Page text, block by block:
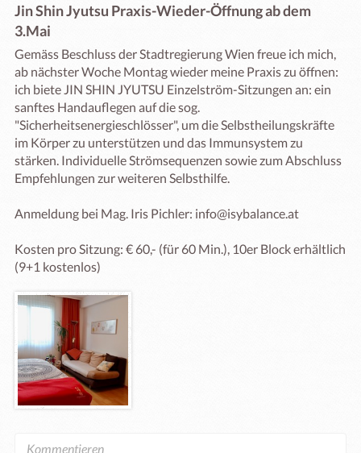
Jin Shin Jyutsu Praxis-Wieder-Öffnung ab dem
3.Mai
Gemäss Beschluss der Stadtregierung Wien freue ich mich,
ab nächster Woche Montag wieder meine Praxis zu öffnen:
ich biete JIN SHIN JYUTSU Einzelström-Sitzungen an: ein
sanftes Handauflegen auf die sog.
"Sicherheitsenergieschlösser", um die Selbstheilungskräfte
im Körper zu unterstützen und das Immunsystem zu
stärken. Individuelle Strömsequenzen sowie zum Abschluss
Empfehlungen zur weiteren Selbsthilfe.
Anmeldung bei Mag. Iris Pichler: info@isybalance.at
Kosten pro Sitzung: € 60,- (für 60 Min.), 10er Block erhältlich
(9+1 kostenlos)